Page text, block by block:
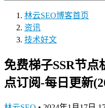
林云SEO博客首页
资讯
技术好文
免费梯子SSR节
点订阅-每日更新